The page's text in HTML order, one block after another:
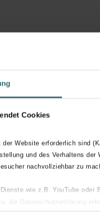
Cookies
Website erforderlich sind
und des Verhaltens der
nachvollziehbar zu
wie z.B. YouTube oder
die Datenschutzerklärung
Wereldwijde
geschreven door onze
werknemers in Europa,